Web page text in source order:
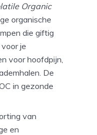
Organic
organische
die giftig
je
voor hoofdpijn,
De
in gezonde
van
en